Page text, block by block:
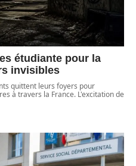
étudiante pour la
invisibles
quittent leurs foyers pour
à travers la France. L'excitation de